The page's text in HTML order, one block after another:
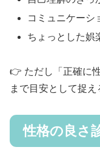
コミュニケーシ
ちょっとした娯
👉 ただし「正確に
まで目安として捉え
性格の良さ